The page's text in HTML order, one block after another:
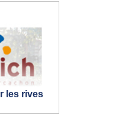
les rives